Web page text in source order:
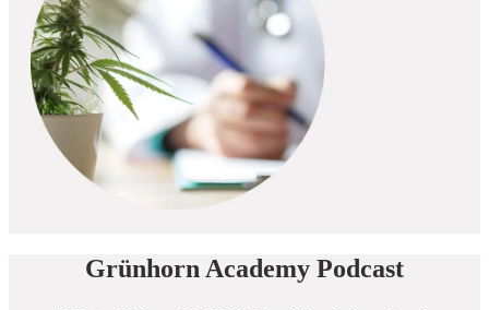
Grünhorn Academy Podcast